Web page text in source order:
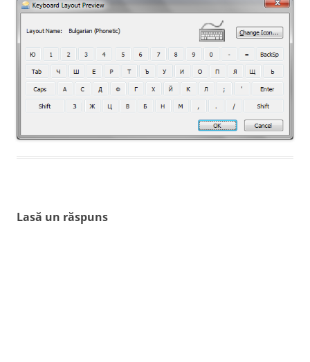
Lasă un răspuns